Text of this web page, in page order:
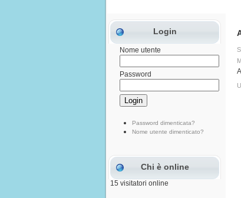
Login
Nome utente
Password
Password dimenticata?
Nome utente dimenticato?
Chi è online
15 visitatori online